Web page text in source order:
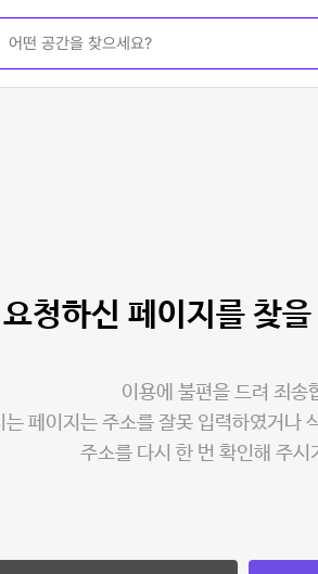
요청하신 페이지를 찾
이용에 불편을 드려 죄송
는 페이지는 주소를 잘못 입력하였거나
주소를 다시 한 번 확인해 주시